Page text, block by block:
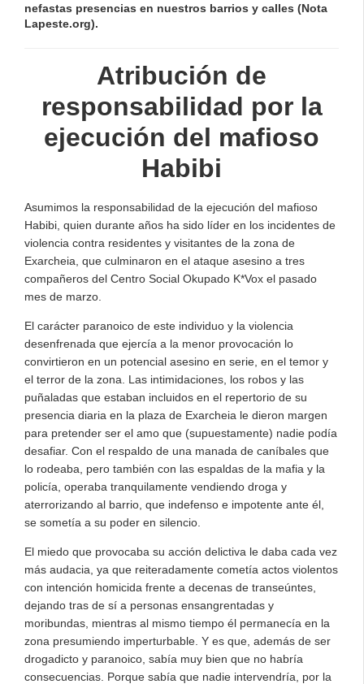
nefastas presencias en nuestros barrios y calles (Nota
Lapeste.org).
Atribución de
responsabilidad por la
ejecución del mafioso
Habibi
Asumimos la responsabilidad de la ejecución del mafioso
Habibi, quien durante años ha sido líder en los incidentes de
violencia contra residentes y visitantes de la zona de
Exarcheia, que culminaron en el ataque asesino a tres
compañeros del Centro Social Okupado K*Vox el pasado
mes de marzo.
El carácter paranoico de este individuo y la violencia
desenfrenada que ejercía a la menor provocación lo
convirtieron en un potencial asesino en serie, en el temor y
el terror de la zona. Las intimidaciones, los robos y las
puñaladas que estaban incluidos en el repertorio de su
presencia diaria en la plaza de Exarcheia le dieron margen
para pretender ser el amo que (supuestamente) nadie podía
desafiar. Con el respaldo de una manada de caníbales que
lo rodeaba, pero también con las espaldas de la mafia y la
policía, operaba tranquilamente vendiendo droga y
aterrorizando al barrio, que indefenso e impotente ante él,
se sometía a su poder en silencio.
El miedo que provocaba su acción delictiva le daba cada vez
más audacia, ya que reiteradamente cometía actos violentos
con intención homicida frente a decenas de transeúntes,
dejando tras de sí a personas ensangrentadas y
moribundas, mientras al mismo tiempo él permanecía en la
zona presumiendo imperturbable. Y es que, además de ser
drogadicto y paranoico, sabía muy bien que no habría
consecuencias. Porque sabía que nadie intervendría, por la